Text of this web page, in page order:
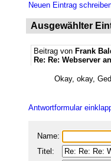
Neuen Eintrag
Ausgewählter
Beitrag von Frank
Re: Re: Webserver
Okay, okay,
Antwortformular
Name:
Titel: